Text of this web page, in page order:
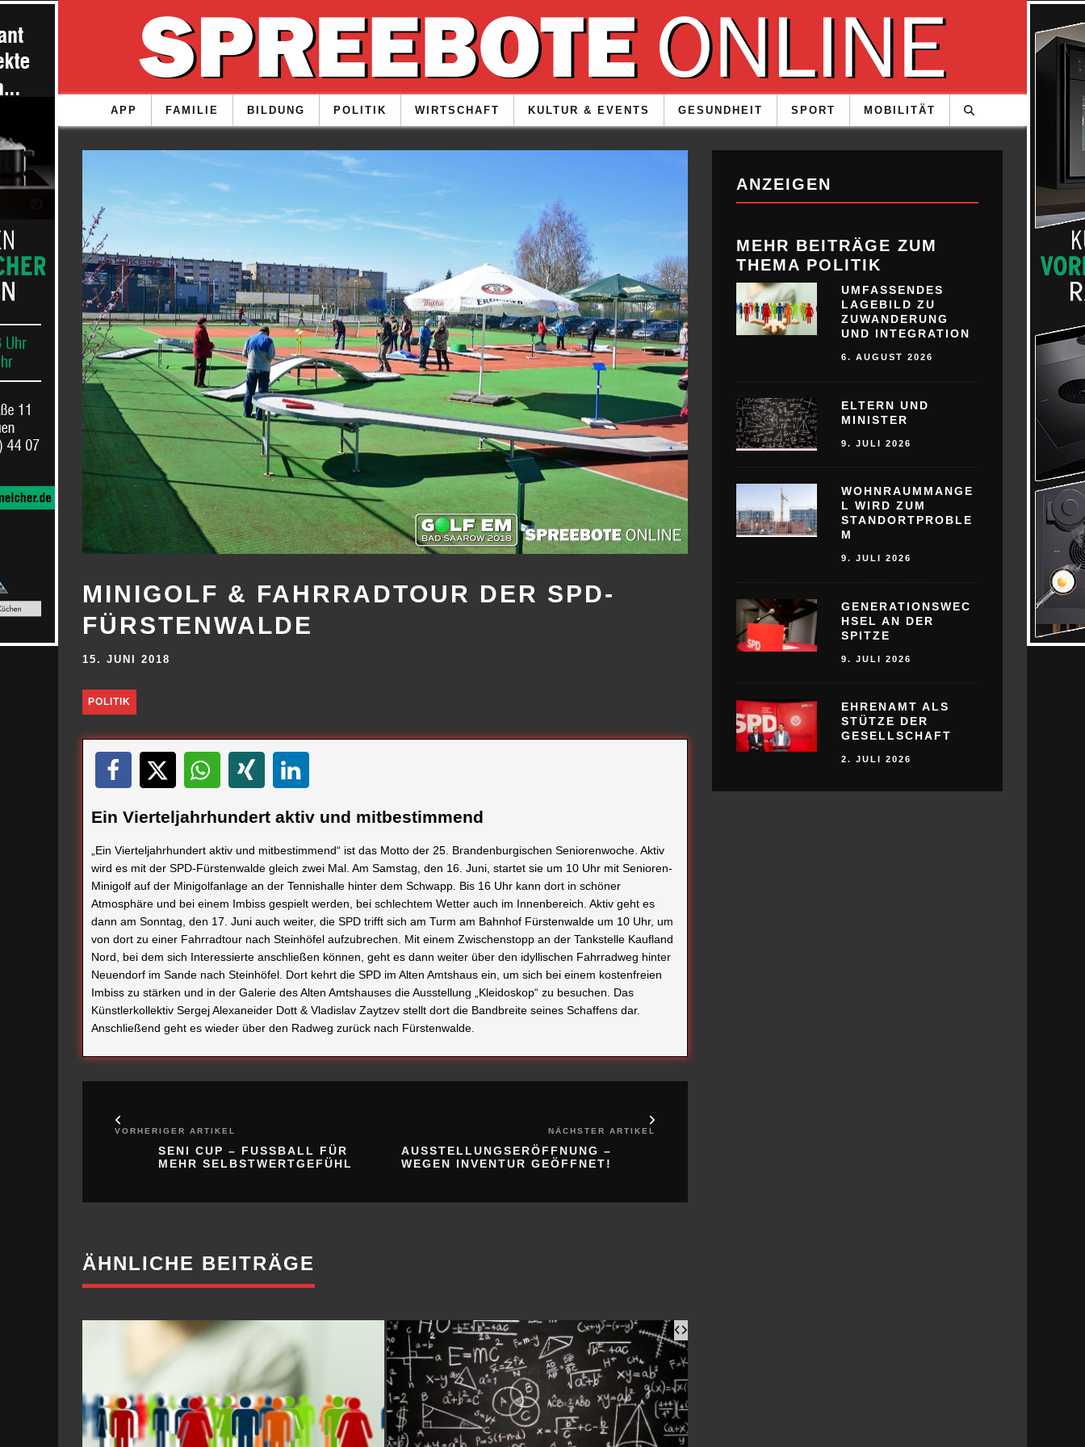
APP FAMILIE BILDUNG POLITIK WIRTSCHAFT KULTUR & EVENTS GESUNDHEIT SPORT MOBILITÄT
MINIGOLF & FAHRRADTOUR DER SPD-
FÜRSTENWALDE
15. JUNI 2018
POLITIK
Ein Vierteljahrhundert aktiv und mitbestimmend
„Ein Vierteljahrhundert aktiv und mitbestimmend“ ist das Motto der 25. Brandenburgischen Seniorenwoche. Aktiv
wird es mit der SPD-Fürstenwalde gleich zwei Mal. Am Samstag, den 16. Juni, startet sie um 10 Uhr mit Senioren-
Minigolf auf der Minigolfanlage an der Tennishalle hinter dem Schwapp. Bis 16 Uhr kann dort in schöner
Atmosphäre und bei einem Imbiss gespielt werden, bei schlechtem Wetter auch im Innenbereich. Aktiv geht es
dann am Sonntag, den 17. Juni auch weiter, die SPD trifft sich am Turm am Bahnhof Fürstenwalde um 10 Uhr, um
von dort zu einer Fahrradtour nach Steinhöfel aufzubrechen. Mit einem Zwischenstopp an der Tankstelle Kaufland
Nord, bei dem sich Interessierte anschließen können, geht es dann weiter über den idyllischen Fahrradweg hinter
Neuendorf im Sande nach Steinhöfel. Dort kehrt die SPD im Alten Amtshaus ein, um sich bei einem kostenfreien
Imbiss zu stärken und in der Galerie des Alten Amtshauses die Ausstellung „Kleidoskop“ zu besuchen. Das
Künstlerkollektiv Sergej Alexaneider Dott & Vladislav Zaytzev stellt dort die Bandbreite seines Schaffens dar.
Anschließend geht es wieder über den Radweg zurück nach Fürstenwalde.
VORHERIGER ARTIKEL
SENI CUP – FUSSBALL FÜR M
EHR SELBSTWERTGEFÜHL
NÄCHSTER ARTIKEL
AUSSTELLUNGSERÖFFNUNG –
WEGEN INVENTUR GEÖFFNET!
ÄHNLICHE BEITRÄGE
ANZEIGEN
MEHR BEITRÄGE ZUM
THEMA POLITIK
UMFASSENDES
LAGEBILD ZU
ZUWANDERUNG
UND INTEGRATION
6. AUGUST 2026
ELTERN UND
MINISTER
9. JULI 2026
WOHNRAUMMANGE
L WIRD ZUM
STANDORTPROBLE
M
9. JULI 2026
GENERATIONSWEC
HSEL AN DER
SPITZE
9. JULI 2026
EHRENAMT ALS
STÜTZE DER
GESELLSCHAFT
2. JULI 2026